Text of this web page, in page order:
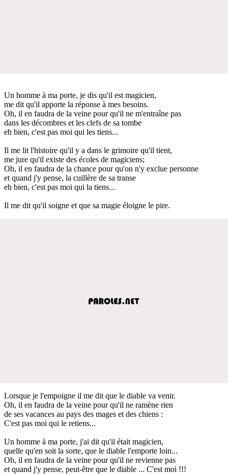
Un homme à ma porte, je dis qu'il est magicien,
me dit qu'il apporte la réponse à mes besoins.
Oh, il en faudra de la veine pour qu'il ne m'entraîne pas
dans les décombres et les clefs de sa tombe
eh bien, c'est pas moi qui les tiens...
Il me lit l'histoire qu'il y a dans le grimoire qu'il tient,
me jure qu'il existe des écoles de magiciens;
Oh, il en faudra de la chance pour qu'on n'y exclue personne
et quand j'y pense, la cuillère de sa transe
eh bien, c'est pas moi qui la tiens...
Il me dit qu'il soigne et que sa magie éloigne le pire.
Lorsque je l'empoigne il me dit que le diable va venir.
Oh, il en faudra de la veine pour qu'il ne ramène rien
de ses vacances au pays des mages et des chiens :
C'est pas moi qui le retiens...
Un homme à ma porte, j'ai dit qu'il était magicien,
quelle qu'en soit la sorte, que le diable l'emporte loin...
Oh, il en faudra de la veine pour qu'il ne revienne pas
et quand j'y pense, peut-être que le diable ... C'est moi !!!